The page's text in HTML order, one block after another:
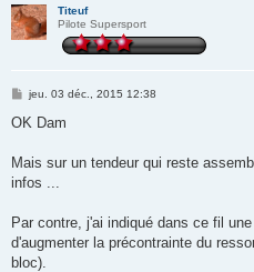
Titeuf
Pilote Supersport
M
s
g
jeu. 03 déc., 2015 12:38
OK Dam
Mais sur un tendeur qui reste
infos ...
Par contre, j'ai indiqué dans ce fil
d'augmenter la précontrainte du
bloc).